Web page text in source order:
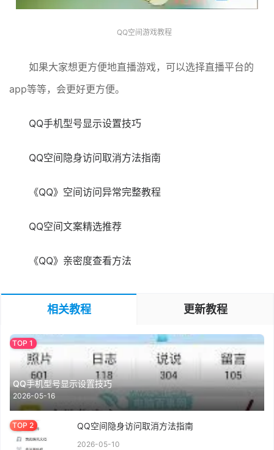
QQ空间游戏教程
如果大家想更方便地直播游戏，可以选择直播平台的
app等等，会更好更方便。
QQ手机型号显示设置技巧
QQ空间隐身访问取消方法指南
《QQ》空间访问异常完整教程
QQ空间文案精选推荐
《QQ》亲密度查看方法
相关教程 更新教程
QQ手机型号显示设置技巧
2026-05-16
QQ空间隐身访问取消方法指南
2026-05-10